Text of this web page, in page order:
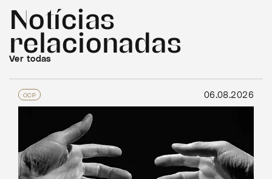
Notícias
relacionadas
Ver todas
OCP 06.08.2026